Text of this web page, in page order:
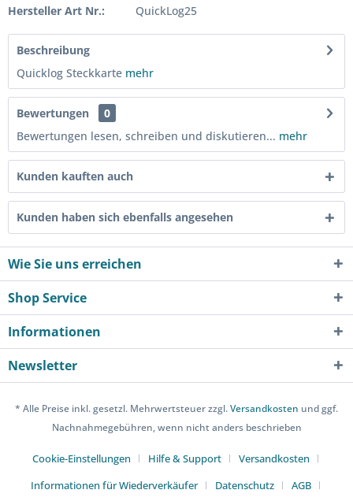
Hersteller Art Nr.:
QuickLog25
Beschreibung
Quicklog Steckkarte mehr
Bewertungen
0
Bewertungen lesen, schreiben und diskutieren... mehr
Kunden kauften auch
Kunden haben sich ebenfalls angesehen
Wie Sie uns erreichen
Shop Service
Informationen
Newsletter
* Alle Preise inkl. gesetzl. Mehrwertsteuer zzgl.Versandkosten und ggf.
Nachnahmegebühren, wenn nicht anders beschrieben
Cookie-Einstellungen Hilfe & Support
Versandkosten
Informationen für Wiederverkäufer
Datenschutz AGB